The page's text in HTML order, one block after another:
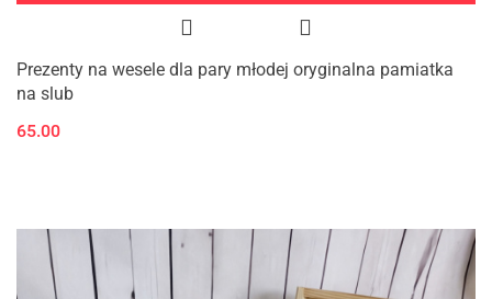
Prezenty na wesele dla pary młodej oryginalna pamiatka
na slub
65.00